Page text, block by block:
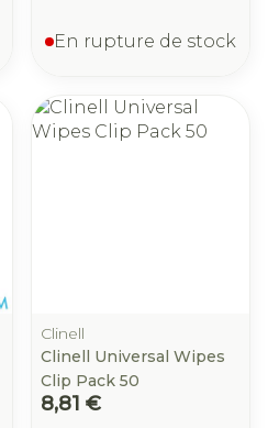
En rupture de stock
Clinell
Clinell Universal Wipes
Clip Pack 50
8,81 €